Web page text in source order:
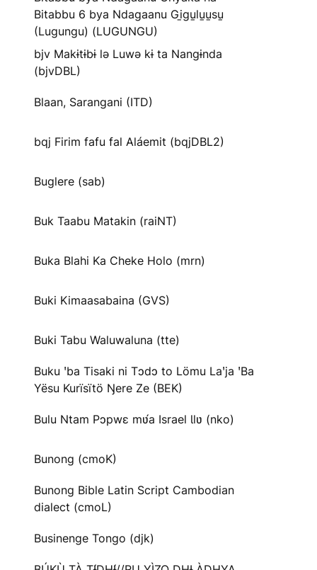
Bitabbu 6 bya Ndagaanu Gi̱gu̱lu̱u̱su̱
(Lugungu) (LUGUNGU)
bjv Makɨtɨbɨ lə Luwə kɨ ta Nangɨnda
(bjvDBL)
Blaan, Sarangani (ITD)
bqj Firim fafu fal Aláemit (bqjDBL2)
Buglere (sab)
Buk Taabu Matakin (raiNT)
Buka Blahi Ka Cheke Holo (mrn)
Buki Kimaasabaina (GVS)
Buki Tabu Waluwaluna (tte)
Buku ꞌba Tisaki ni Tɔdɔ to Lömu Laꞌja ꞌBa
Yësu Kurïsïtö Ŋere Ze (BEK)
Bulu Ntam Pɔpwɛ mʋ́a Israel Ɩlʋ (nko)
Bunong (cmoK)
Bunong Bible Latin Script Cambodian
dialect (cmoL)
Businenge Tongo (djk)